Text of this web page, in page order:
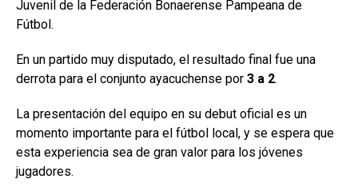
Juvenil de la Federación Bonaerense Pampeana de
Fútbol.
En un partido muy disputado, el resultado final fue una
derrota para el conjunto ayacuchense por 3 a 2.
La presentación del equipo en su debut oficial es un
momento importante para el fútbol local, y se espera que
esta experiencia sea de gran valor para los jóvenes
jugadores.